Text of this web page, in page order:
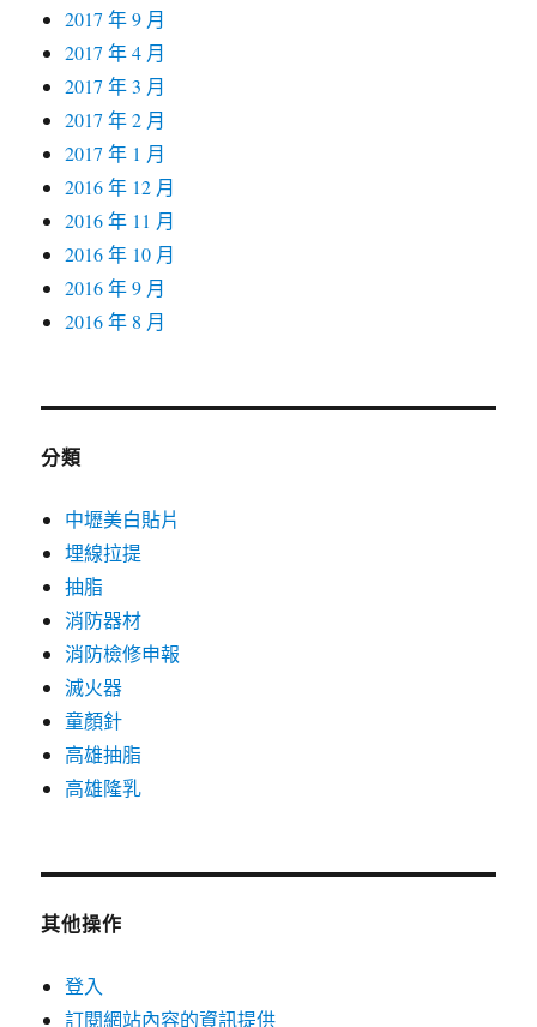
2017 年 9 月
2017 年 4 月
2017 年 3 月
2017 年 2 月
2017 年 1 月
2016 年 12 月
2016 年 11 月
2016 年 10 月
2016 年 9 月
2016 年 8 月
分類
中壢美白貼片
埋線拉提
抽脂
消防器材
消防檢修申報
滅火器
童顏針
高雄抽脂
高雄隆乳
其他操作
登入
訂閱網站內容的資訊提供